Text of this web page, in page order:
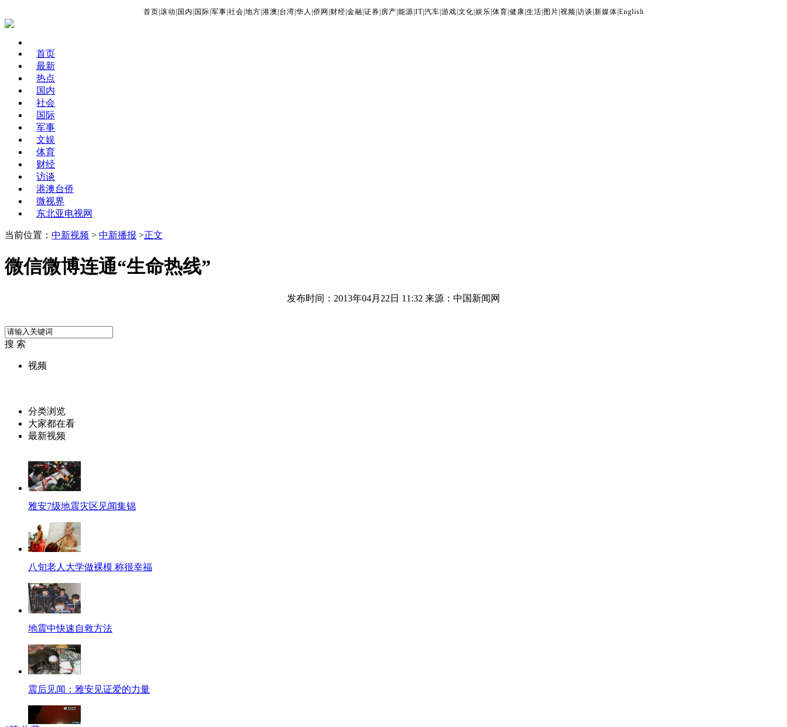
首页 滚动 国内 国际 军事 社会 地方 港澳 台湾 华人 侨网 财经 金融 证券 房产 能源 IT| 汽车 游戏 文化 娱乐 体育 健康 生活 图片 视频 访谈 新媒体 English
首页
最新
热点
国内
社会
国际
军事
文娱
体育
财经
访谈
港澳台侨
微视界
东北亚电视网
当前位置： 中新视频 > 中新播报 >正文
微信微博连通“生命热线”
发布时间：2013年04月22日 11:32 来源：中国新闻网
搜 索
视频
分类浏览
大家都在看
最新视频
雅安7级地震灾区见闻集锦
八旬老人大学做裸模 称很幸福
地震中快速自救方法
震后见闻：雅安见证爱的力量